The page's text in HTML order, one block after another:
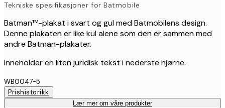
Tekniske spesifikasjoner for Batmobile
Batman™-plakat i svart og gul med Batmobilens design.
Denne plakaten er like kul alene som den er sammen med
andre Batman-plakater.
Inneholder en liten juridisk tekst i nederste hjørne.
WB0047-5
Prishistorikk
Lær mer om våre produkter